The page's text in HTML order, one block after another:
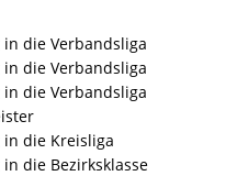
in die Verbandsliga
in die Verbandsliga
die Verbandsliga
die Kreisliga
die Bezirksklasse